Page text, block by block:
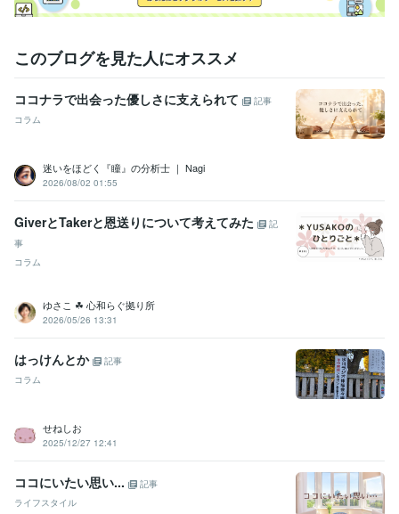
このブログを見た人にオススメ
ココナラで出会った優しさに支えられて
記事
コラム
迷いをほどく『瞳』の分析士 ｜ Nagi
2026/08/02 01:55
GiverとTakerと恩送りについて考えてみた
記
事
コラム
ゆさこ ☘ 心和らぐ拠り所
2026/05/26 13:31
はっけんとか
記事
コラム
せねしお
2025/12/27 12:41
ココにいたい思い...
記事
ライフスタイル